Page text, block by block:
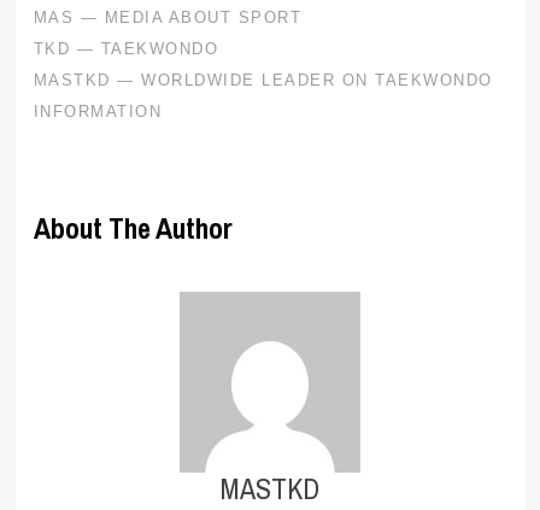
About The Author
MASTKD